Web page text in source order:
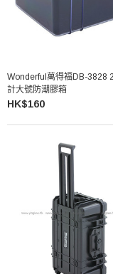
Wonderful萬得福DB-3828
計大號防潮膠箱
HK$160